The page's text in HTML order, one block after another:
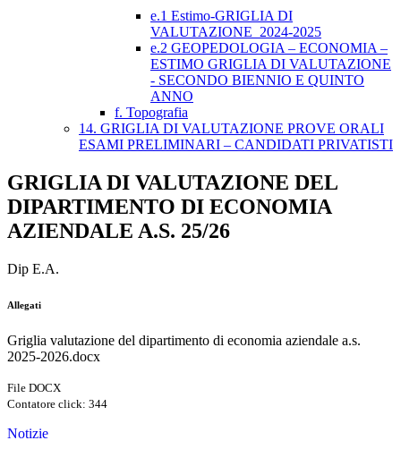
e.1 Estimo-GRIGLIA DI
VALUTAZIONE_2024-2025
e.2 GEOPEDOLOGIA – ECONOMIA –
ESTIMO GRIGLIA DI VALUTAZIONE
- SECONDO BIENNIO E QUINTO
ANNO
f. Topografia
14. GRIGLIA DI VALUTAZIONE PROVE ORALI
ESAMI PRELIMINARI – CANDIDATI PRIVATISTI
GRIGLIA DI VALUTAZIONE DEL
DIPARTIMENTO DI ECONOMIA
AZIENDALE A.S. 25/26
Dip E.A.
Allegati
Griglia valutazione del dipartimento di economia aziendale a.s.
2025-2026.docx
File DOCX
Contatore click: 344
Notizie